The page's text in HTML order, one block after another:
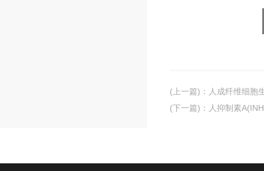
(上一篇) ： 人成纤维细胞
(下一篇) ： 人抑制素